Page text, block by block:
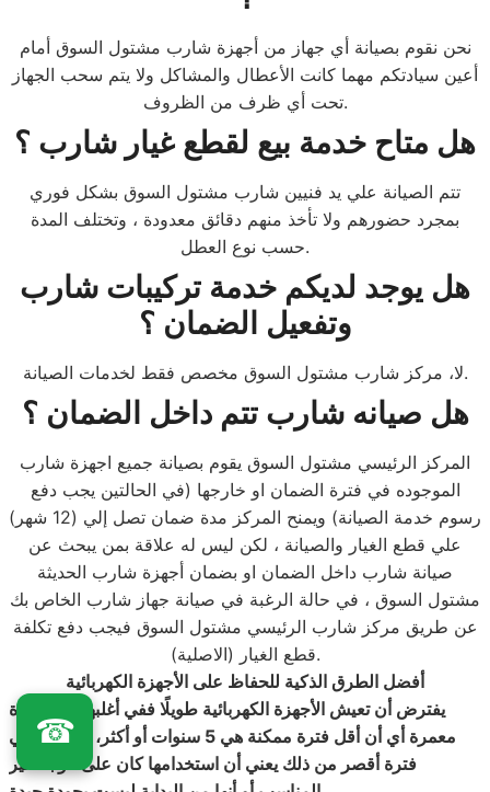
نحن نقوم بصيانة أي جهاز من أجهزة شارب مشتول السوق أمام
أعين سيادتكم مهما كانت الأعطال والمشاكل ولا يتم سحب الجهاز
تحت أي ظرف من الظروف.
هل متاح خدمة بيع لقطع غيار شارب ؟
تتم الصيانة علي يد فنيين شارب مشتول السوق بشكل فوري
بمجرد حضورهم ولا تأخذ منهم دقائق معدودة ، وتختلف المدة
حسب نوع العطل.
هل يوجد لديكم خدمة تركيبات شارب
وتفعيل الضمان ؟
لا، مركز شارب مشتول السوق مخصص فقط لخدمات الصيانة.
هل صيانه شارب تتم داخل الضمان ؟
المركز الرئيسي مشتول السوق يقوم بصيانة جميع اجهزة شارب
الموجوده في فترة الضمان او خارجها (في الحالتين يجب دفع
رسوم خدمة الصيانة) ويمنح المركز مدة ضمان تصل إلي (12 شهر)
علي قطع الغيار والصيانة ، لكن ليس له علاقة بمن يبحث عن
صيانة شارب داخل الضمان او بضمان أجهزة شارب الحديثة
مشتول السوق ، في حالة الرغبة في صيانة جهاز شارب الخاص بك
عن طريق مركز شارب الرئيسي مشتول السوق فيجب دفع تكلفة
قطع الغيار (الاصلية).
أفضل الطرق الذكية للحفاظ على الأجهزة الكهربائية
يفترض أن تعيش الأجهزة الكهربائية طويلًا ففي أغلبها هي أجهزة
معمرة أي أن أقل فترة ممكنة هي 5 سنوات أو أكثر، وتعطلها في
فترة أقصر من ذلك يعني أن استخدامها كان على الوجه غير
☎